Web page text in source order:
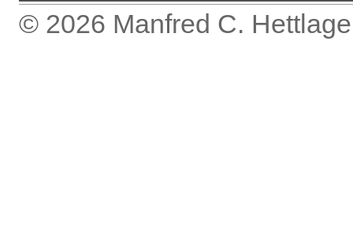
© 2026 Manfred C. Hettlage